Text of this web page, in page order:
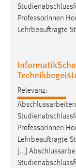
ProfessorInnen
Lehrbeauftragte
Relevanz:
Professor Innen
Lehrbeauftragte
[...]
Marketing
hinweg
Google Ads
Name:
_gcl_au
Anbieter:
Google